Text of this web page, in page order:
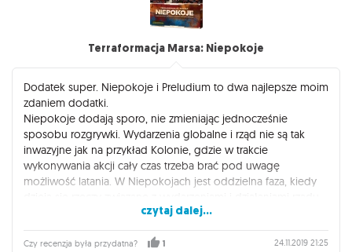
Terraformacja Marsa: Niepokoje
Dodatek super. Niepokoje i Preludium to dwa najlepsze moim
zdaniem dodatki.
Niepokoje dodają sporo, nie zmieniając jednocześnie
sposobu rozgrywki. Wydarzenia globalne i rząd nie są tak
inwazyjne jak na przykład Kolonie, gdzie w trakcie
wykonywania akcji cały czas trzeba brać pod uwagę
możliwość latania. W Niepokojach jest oddzielna faza, kiedy
W trakcje akcji jedyne co to możesz wysłać swojego delegata
- ot prosta dodatkowa opcja. Z drugiej strony to która partia
rządzi i jakie wydarzenie globalne za chwilę się pojawi musi
czytaj dalej...
Czy recenzja była przydatna? 1 24.11.2019 21:25